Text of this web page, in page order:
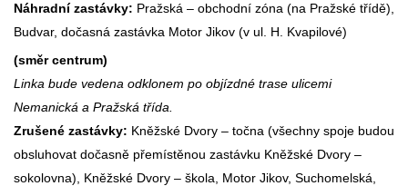
Náhradní zastávky: Pražská – obchodní zóna (na Pražské třídě),
Budvar, dočasná zastávka Motor Jikov (v ul. H. Kvapilové)
(směr centrum)
Linka bude vedena odklonem po objízdné trase ulicemi
Nemanická a Pražská třída.
Zrušené zastávky: Kněžské Dvory – točna (všechny spoje budou
obsluhovat dočasně přemístěnou zastávku Kněžské Dvory –
sokolovna), Kněžské Dvory – škola, Motor Jikov, Suchomelská,